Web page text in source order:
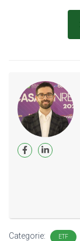
Categorie: ETF